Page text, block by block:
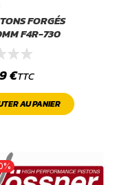
FORGÉS
F4R-730
€TTC
AU PANIER